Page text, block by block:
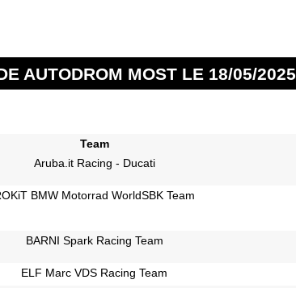
AUTODROM MOST LE 18/05/2025
Team
Aruba.it Racing - Ducati
BMW Motorrad WorldSBK Team
BARNI Spark Racing Team
ELF Marc VDS Racing Team